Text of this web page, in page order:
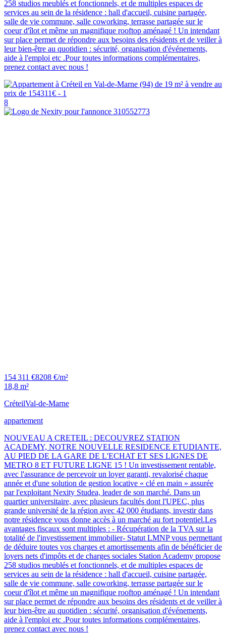
258 studios meublés et fonctionnels, et de multiples espaces de
services au sein de la résidence : hall d'accueil, cuisine partagée,
salle de vie commune, salle coworking, terrasse partagée sur le
coeur d'îlot et même un magnifique rooftop aménagé ! Un intendant
sur place permet de répondre aux besoins des résidents et de veiller à
leur bien-être au quotidien : sécurité, organisation d'événements,
aide à l'emploi etc .Pour toutes informations complémentaires,
prenez contact avec nous !
8
154 311 €8208 €/m²
18,8 m²
CréteilVal-de-Marne
appartement
NOUVEAU A CRETEIL : DECOUVREZ STATION
ACADEMY, NOTRE NOUVELLE RESIDENCE ETUDIANTE,
AU PIED DE LA GARE DE L'ECHAT ET SES LIGNES DE
METRO 8 ET FUTURE LIGNE 15 ! Un investissement rentable,
avec l'assurance de percevoir un loyer garanti, revalorisé chaque
année et d'une solution de gestion locative « clé en main » assurée
par l'exploitant Nexity Studea, leader de son marché. Dans un
quartier universitaire, avec plusieurs facultés dont l'UPEC, plus
grande université de la région avec 42 000 étudiants, investir dans
notre résidence vous donne accès à un marché au fort potentiel.Les
avantages fiscaux sont multiples : - Récupération de la TVA sur la
totalité de l'investissement immobilier- Statut LMNP vous permettant
de déduire toutes vos charges et amortissements afin de bénéficier de
loyers nets d'impôts et de charges sociales Station Academy propose
258 studios meublés et fonctionnels, et de multiples espaces de
services au sein de la résidence : hall d'accueil, cuisine partagée,
salle de vie commune, salle coworking, terrasse partagée sur le
coeur d'îlot et même un magnifique rooftop aménagé ! Un intendant
sur place permet de répondre aux besoins des résidents et de veiller à
leur bien-être au quotidien : sécurité, organisation d'événements,
aide à l'emploi etc .Pour toutes informations complémentaires,
prenez contact avec nous !